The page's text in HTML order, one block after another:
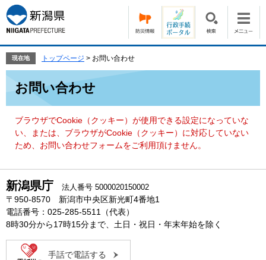
ー
ジ
の
頭
す。
ニ
ュ
ー
飛
て
現在地 トップページ > お問い合わせ
お問い合わせ
ブラウザでCookie（クッキー）が使用できる設定になっていな
い、または、ブラウザがCookie（クッキー）に対応していない
ため、お問い合わせフォームをご利用頂けません。
新潟県庁 法人番号 5000020150002
〒950-8570 新潟市中央区新光町4番地1
電話番号：025-285-5511（代表）
8時30分から17時15分まで、土日・祝日・年末年始を除く
手話で電話する